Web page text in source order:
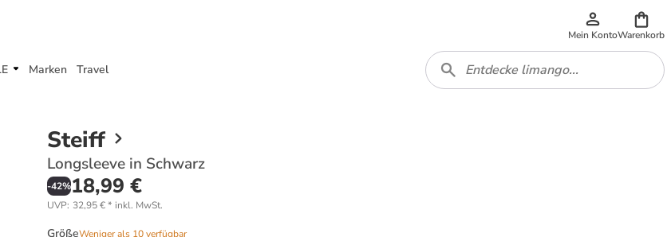
Mein KontoWarenkorb
Marken Travel
Steiff
Longsleeve in Schwarz
-42%18,99 €
UVP: 32,95 €* inkl. MwSt.
GrößeWeniger als 10 verfügbar